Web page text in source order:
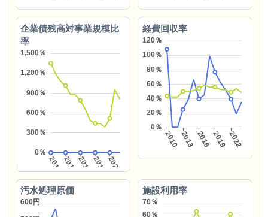
企業債残高対事業規模比
率
経費回収率
汚水処理原価 施設利用率